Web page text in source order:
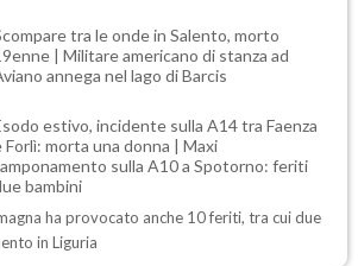
tra le onde in Salento, morto
| Militare americano di stanza ad
annega nel lago di Barcis
estivo, incidente sulla A14 tra Faenza
Forlì: morta una donna | Maxi
sulla A10 a Spotorno: feriti
bambini
ha provocato anche 10 feriti, tra cui due
in Liguria